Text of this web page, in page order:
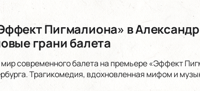
Пигмалиона» в
грани балета
современного балета на премьере «Эффект
Трагикомедия, вдохновленная мифом и